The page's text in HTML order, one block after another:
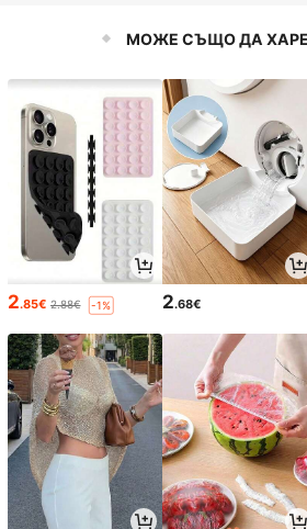
ра,
МОЖЕ СЪЩО ДА
2.85€ 2.88€ -1% 2.68€